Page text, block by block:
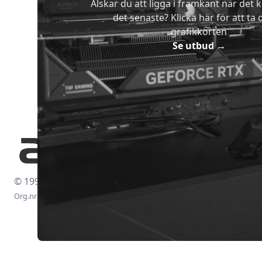
Älskar du att ligga i framkant när det
det senaste? Klicka här för att ta
grafikkorten
Se utbud→
© 1997-2026
Org.nr: 556438-4260